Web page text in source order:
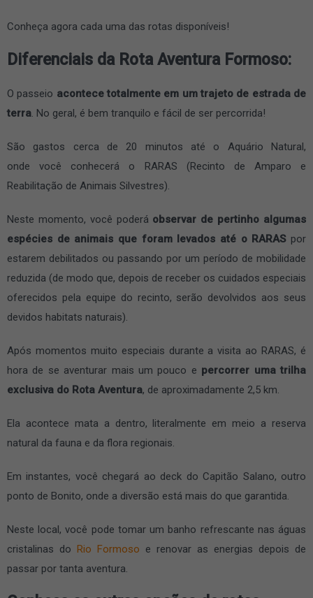
Conheça agora cada uma das rotas disponíveis!
Diferenciais da Rota Aventura Formoso:
O passeio acontece totalmente em um trajeto de estrada de
terra . No geral, é bem tranquilo e fácil de ser percorrida!
São gastos cerca de 20 minutos até o Aquário Natural,
onde você conhecerá o RARAS (Recinto de Amparo e
Reabilitação de Animais Silvestres).
Neste momento, você poderá observar de pertinho algumas
espécies de animais que foram levados até o RARAS por
estarem debilitados ou passando por um período de mobilidade
reduzida (de modo que, depois de receber os cuidados especiais
oferecidos pela equipe do recinto, serão devolvidos aos seus
devidos habitats naturais).
Após momentos muito especiais durante a visita ao RARAS, é
hora de se aventurar mais um pouco e percorrer uma trilha
exclusiva do Rota Aventura, de aproximadamente 2,5 km.
Ela acontece mata a dentro, literalmente em meio a reserva
natural da fauna e da flora regionais.
Em instantes, você chegará ao deck do Capitão Salano, outro
ponto de Bonito, onde a diversão está mais do que garantida.
Neste local, você pode tomar um banho refrescante nas águas
cristalinas do Rio Formoso e renovar as energias depois de
passar por tanta aventura.